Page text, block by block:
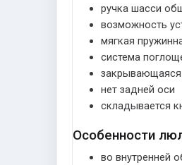
ручка шасси
возможность
мягкая
система
нет задней оси
складывается
Особенности
во внутренней